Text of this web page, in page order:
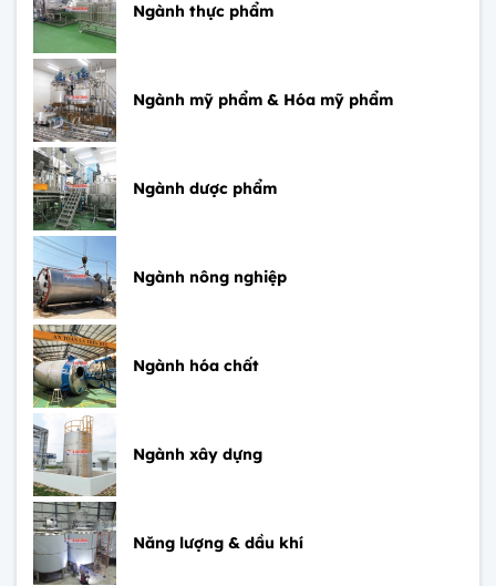
Ngành thực phẩm
Ngành mỹ phẩm & Hóa mỹ phẩm
Ngành dược phẩm
Ngành nông nghiệp
Ngành hóa chất
Ngành xây dựng
Năng lượng & dầu khí